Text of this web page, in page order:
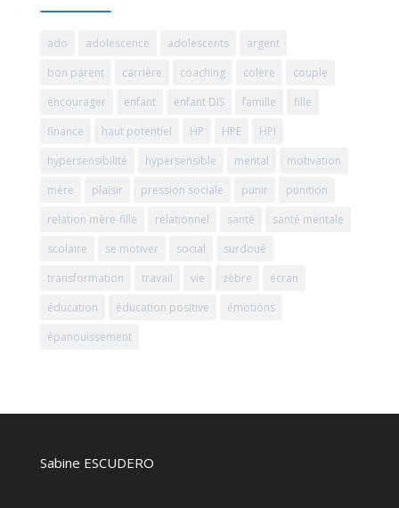
ado adolescence adolescents
argent
bon parent
carrière coaching colère
couple
encourager
enfant enfant DIS famille
fille
finance
haut potentiel HP HPE
HPI
hypersensibilité
hypersensible mental
motivation
mère
plaisir pression sociale punir
punition
relation mère-fille
relationnel santé
santé mentale
scolaire
se motiver social
surdoué
transformation
travail vie zèbre
écran
éducation
éducation positive
émotions
épanouissement
Sabine ESCUDERO